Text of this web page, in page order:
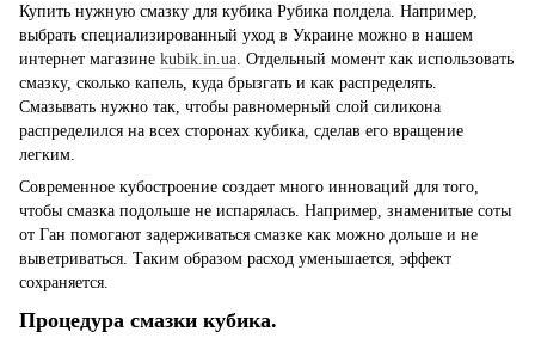
Купить нужную смазку для кубика Рубика полдела. Например,
выбрать специализированный уход в Украине можно в нашем
интернет магазине kubik.in.ua . Отдельный момент как использовать
смазку, сколько капель, куда брызгать и как распределять.
Смазывать нужно так, чтобы равномерный слой силикона
распределился на всех сторонах кубика, сделав его вращение
легким.
Современное кубостроение создает много инноваций для того,
чтобы смазка подольше не испарялась. Например, знаменитые соты
от Ган помогают задерживаться смазке как можно дольше и не
выветриваться. Таким образом расход уменьшается, эффект
сохраняется.
Процедура смазки кубика.